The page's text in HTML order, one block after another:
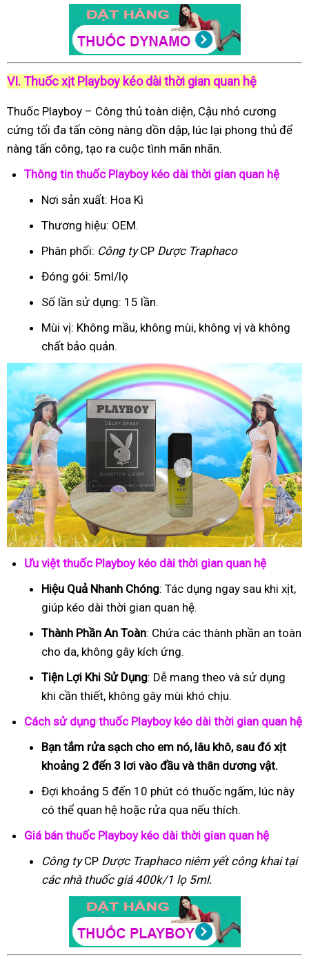
VI. Thuốc xịt Playboy kéo dài thời gian quan hệ
Thuốc Playboy – Công thủ toàn diện, Cậu nhỏ cương
cứng tối đa tấn công nàng dồn dập, lúc lại phong thủ để
nàng tấn công, tạo ra cuộc tình mãn nhãn.
Thông tin thuốc Playboy kéo dài thời gian quan hệ
Nơi sản xuất: Hoa Kì
Thương hiệu: OEM.
Phân phối: Công tyCP Dược Traphaco
Đóng gói: 5ml/lọ
Số lần sử dụng: 15 lần.
Mùi vị: Không mầu, không mùi, không vị và không
chất bảo quản.
Ưu việt thuốc Playboy kéo dài thời gian quan hệ
Hiệu Quả Nhanh Chóng: Tác dụng ngay sau khi xịt,
giúp kéo dài thời gian quan hệ.
Thành Phần An Toàn: Chứa các thành phần an toàn
cho da, không gây kích ứng.
Tiện Lợi Khi Sử Dụng: Dễ mang theo và sử dụng
khi cần thiết, không gây mùi khó chịu.
Cách sử dụng thuốc Playboy kéo dài thời gian quan hệ
Bạn tắm rửa sạch cho em nó, lâu khô, sau đó xịt
khoảng 2 đến 3 lơi vào đầu và thân dương vật.
Đợi khoảng 5 đến 10 phút có thuốc ngấm, lúc này
có thể quan hệ hoặc rửa qua nếu thích.
Giá bán thuốc Playboy kéo dài thời gian quan hệ
Công tyCP Dược Traphaconiêm yết công khai tại
các nhà thuốc giá 400k/1 lọ 5ml.